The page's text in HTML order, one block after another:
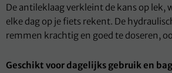
De antileklaag verkleint de kans op lek,
elke dag op je fiets rekent. De
remmen krachtig en goed te doseren,
Geschikt voor dagelijks gebruik en